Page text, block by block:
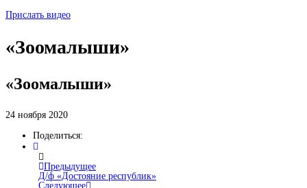
Прислать видео
«Зоомалыши»
«Зоомалыши»
24 ноября 2020
Поделиться:
Предыдущее
Д/ф «Достояние республик»
Следующее